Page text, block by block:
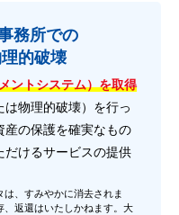
務所での
的破壊
ントシステム）を取得
は物理的破壊）を行っ
産の保護を確実なもの
だけるサービスの提供
、すみやかに消去されま
、返還はいたしかねます。大